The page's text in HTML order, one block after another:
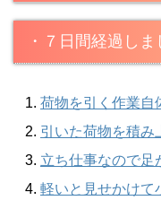
・７日間経過し
荷物を引く作業自
引いた荷物を積み
立ち仕事なので足
軽いと見せかけて